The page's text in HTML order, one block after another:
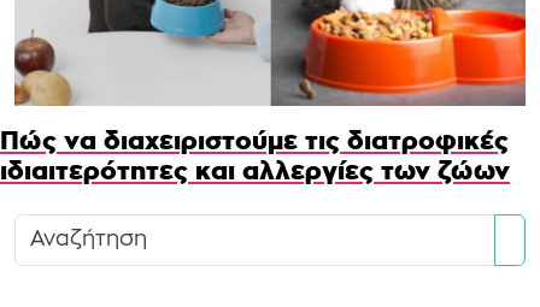
Πώς να διαχειριστούμε τις διατροφικές
ιδιαιτερότητες και αλλεργίες των ζώων